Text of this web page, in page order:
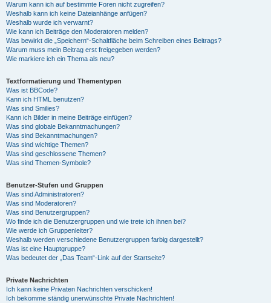
Warum kann ich auf bestimmte Foren nicht zugreifen?
Weshalb kann ich keine Dateianhänge anfügen?
Weshalb wurde ich verwarnt?
Wie kann ich Beiträge den Moderatoren melden?
Was bewirkt die „Speichern“-Schaltfläche beim Schreiben eines Beitrags?
Warum muss mein Beitrag erst freigegeben werden?
Wie markiere ich ein Thema als neu?
Textformatierung und Thementypen
Was ist BBCode?
Kann ich HTML benutzen?
Was sind Smilies?
Kann ich Bilder in meine Beiträge einfügen?
Was sind globale Bekanntmachungen?
Was sind Bekanntmachungen?
Was sind wichtige Themen?
Was sind geschlossene Themen?
Was sind Themen-Symbole?
Benutzer-Stufen und Gruppen
Was sind Administratoren?
Was sind Moderatoren?
Was sind Benutzergruppen?
Wo finde ich die Benutzergruppen und wie trete ich ihnen bei?
Wie werde ich Gruppenleiter?
Weshalb werden verschiedene Benutzergruppen farbig dargestellt?
Was ist eine Hauptgruppe?
Was bedeutet der „Das Team“-Link auf der Startseite?
Private Nachrichten
Ich kann keine Privaten Nachrichten verschicken!
Ich bekomme ständig unerwünschte Private Nachrichten!